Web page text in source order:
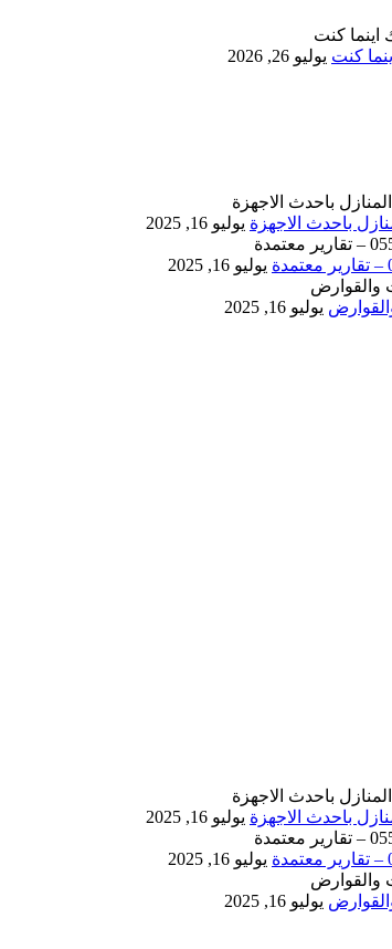
يوليو 26, 2026
يوليو 16, 2025
يوليو 16, 2025
يوليو 16, 2025
يوليو 16, 2025
يوليو 16, 2025
يوليو 16, 2025